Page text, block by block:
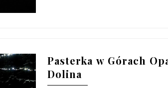
Pasterka w Górach
Dolina